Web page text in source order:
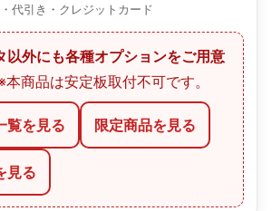
代引き・クレジットカード
以外にも各種オプションをご用意
本商品は安定板取付不可です。
覧を見る 限定商品を見る
見る